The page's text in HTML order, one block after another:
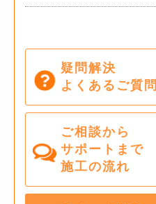
疑問解決
よくあるご質問
ご相談から
サポートまで
施工の流れ